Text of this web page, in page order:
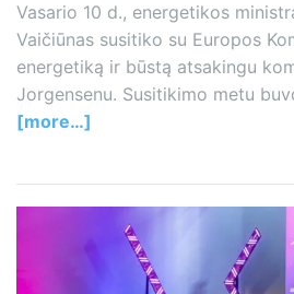
Vasario 10 d., energetikos
Vaičiūnas susitiko su Europos
energetiką ir būstą atsakingu
Jorgensenu. Susitikimo metu
[more…]